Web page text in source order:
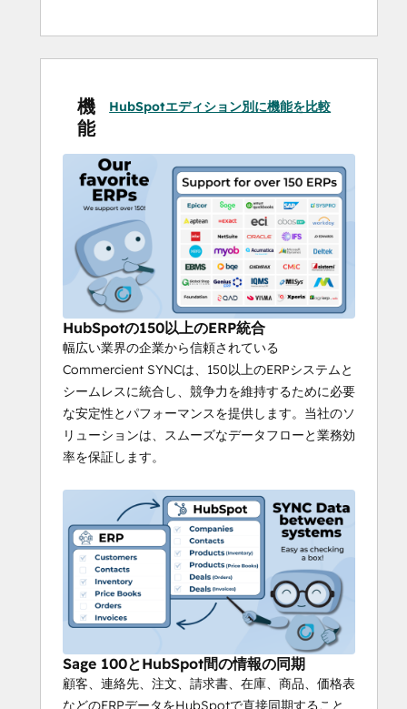
顧客記録、財務取引、注文データの同期を維
より戦略的なタスクに時間を割くことができ
ます。
✅セールス＆マーケティング活動の強化
で正確な顧客データでチームを強化します。
✅予測と意思決定の改善- 顧客とのやり取りや
財務の詳細を包括的に把握できます。
ワークフローの自動化
- HubSpotとSage
100の整合性を保つことで、業務を合理化しま
す。
✅安全性と拡張性
- あらゆる規模の企業向けに
構築され、データの整合性と効率性を維持し
ます。
SYNC for Sage 100とHubSpotが
あれば、
データの流れがスムーズになり、チームはデ
ータ管理ではなくビジネスの成長に集中でき
ます。
SageとHubSpotの統合がどのように際立っ
ているのか、ご興味のある 方はこちらのビ
デオをご覧ください。
今すぐデモをお試しいただき、
シームレスな
ERPデータ統合を 実感して ください！
対応バージョン
Sage 50（Cloud Pro & Premium、UK、US、
EU、Canada）、Sage 100（Contractor &
France）、Sage 200（Pro）、Sage 300、
Sage300 Construction Real Estate、Sage
機
能
HubSpotエディション別に機能を比較
HubSpotの150以上のERP統合
幅広い業界の企業から信頼されている
Commercient SYNCは、150以上のERPシステムと
シームレスに統合し、競争力を維持するために必要
な安定性とパフォーマンスを提供します。当社のソ
リューションは、スムーズなデータフローと業務効
率を保証します。
Sage 100とHubSpot間の情報の同期
顧客、連絡先、注文、請求書、在庫、商品、価格表
などのERPデータをHubSpotで直接同期すること